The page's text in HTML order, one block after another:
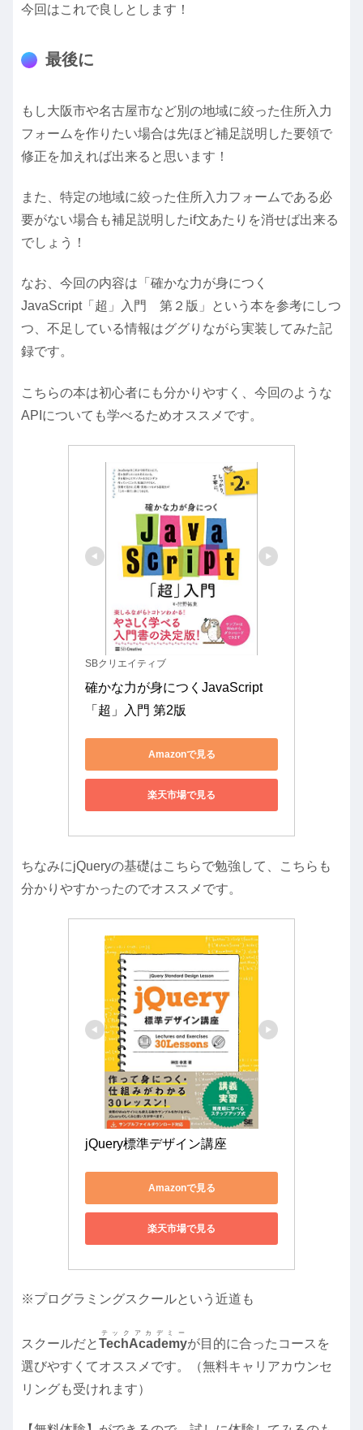
今回はこれで良しとします！
最後に
もし大阪市や名古屋市など別の地域に絞った住所入力
フォームを作りたい場合は先ほど補足説明した要領で
修正を加えれば出来ると思います！
また、特定の地域に絞った住所入力フォームである必
要がない場合も補足説明したif文あたりを消せば出来る
でしょう！
なお、今回の内容は「確かな力が身につく
JavaScript「超」入門 第２版」という本を参考にしつ
つ、不足している情報はググりながら実装してみた記
録です。
こちらの本は初心者にも分かりやすく、今回のような
APIについても学べるためオススメです。
SBクリエイティブ
確かな力が身につくJavaScript
「超」入門 第2版
Amazonで見る
楽天市場で見る
ちなみにjQueryの基礎はこちらで勉強して、こちらも
分かりやすかったのでオススメです。
jQuery標準デザイン講座
Amazonで見る
楽天市場で見る
※プログラミングスクールという近道も
スクールだとTechAcademy
テックアカデミー
が目的に合ったコースを
選びやすくてオススメです。（無料キャリアカウンセ
リングも受けれます）